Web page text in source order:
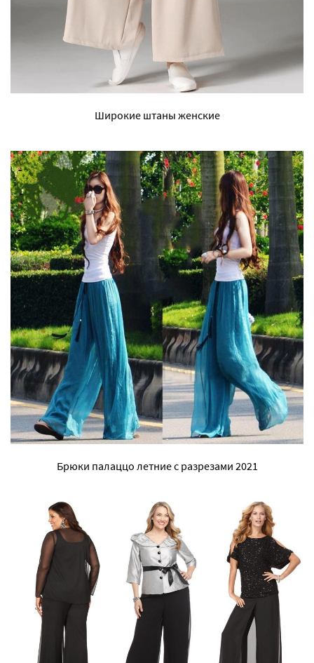
Широкие штаны женские
Брюки палаццо летние с разрезами 2021